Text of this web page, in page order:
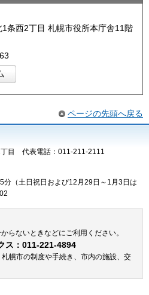
条西2丁目 札幌市役所本庁舎11階
ページの先頭へ戻る
丁目 代表電話：011-211-2111
（土日祝日および12月29日～1月3日は
らないときなどにご利用ください。
ス：011-221-4894
幌市の制度や手続き、市内の施設、交